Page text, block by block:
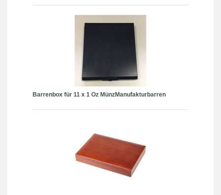
Barrenbox für 11 x 1 Oz MünzManufakturbarren